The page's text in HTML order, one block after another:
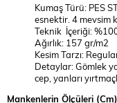
Kumaş Türü: PES
esnektir. 4 mevsim
Teknik İçeriği:
Ağırlık: 157 gr/m2
Kesim Tarzı:
Detaylar: Gömlek
cep, yanları
Mankenlerin Ölçüleri